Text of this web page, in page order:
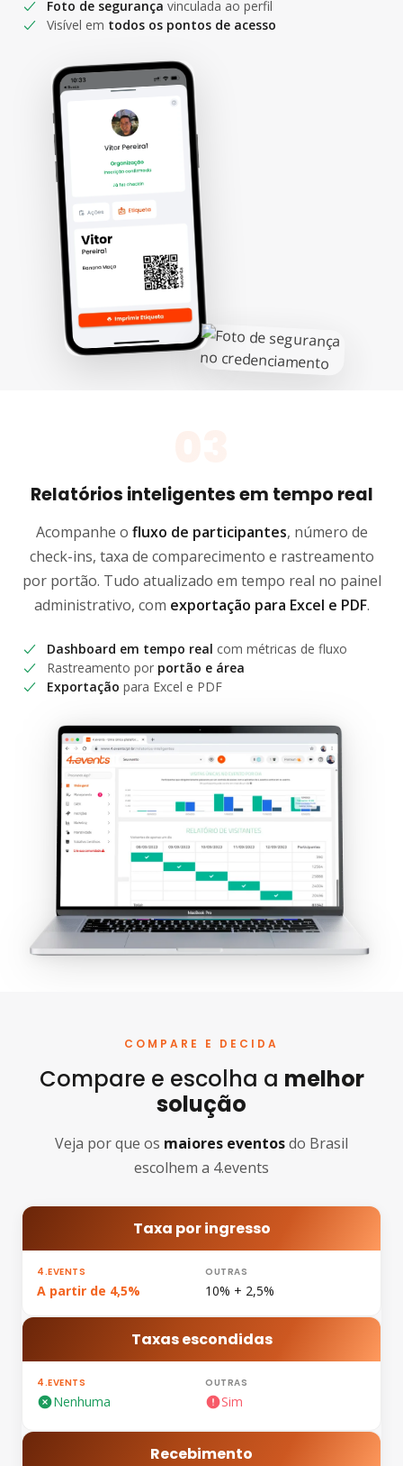
Foto de segurança vinculada ao perfil
Visível em todos os pontos de acesso
Relatórios inteligentes em tempo real
Acompanhe o fluxo de participantes, número de
check-ins, taxa de comparecimento e rastreamento
por portão. Tudo atualizado em tempo real no painel
administrativo, com exportação para Excel e PDF.
Dashboard em tempo real com métricas de fluxo
Rastreamento por portão e área
Exportação para Excel e PDF
COMPARE E DECIDA
Compare e escolha a melhor
solução
Veja por que os maiores eventosdo Brasil
escolhem a 4.events
Taxa por ingresso
A partir de 4,5% 10% + 2,5%
Taxas escondidas
Nenhuma Sim
Recebimento